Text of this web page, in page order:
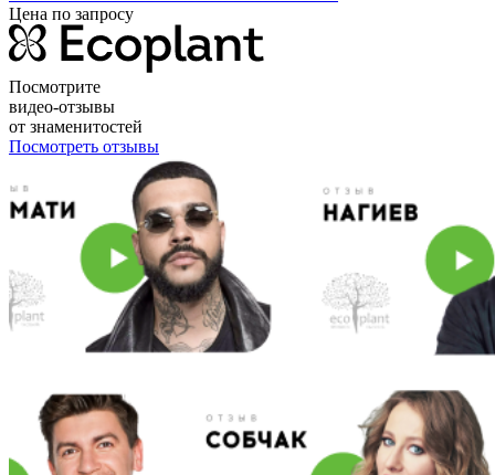
Цена по запросу
Посмотрите
видео-отзывы
от знаменитостей
Посмотреть отзывы